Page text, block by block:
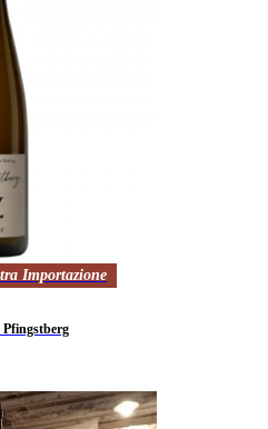
Importazione
Pfingstberg